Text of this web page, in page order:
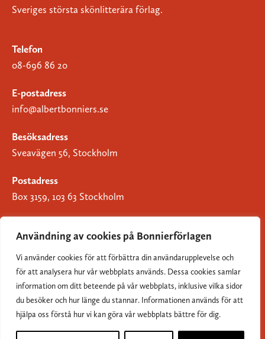
Användning av cookies på Bonnierförlagen
Vi använder cookies för att förbättra din användarupplevelse och
för att analysera hur vår webbplats används. Dessa cookies samlar
information om ditt beteende på vår webbplats, inklusive vilka sidor
du besöker och hur länge du stannar. Informationen används för att
hjälpa oss förstå hur vi kan göra vår webbplats bättre för dig.
Sveriges största skönlitterära förlag.
Telefon
08-696 86 20
E-postadress
info@albertbonniers.se
Besöksadress
Sveavägen 56, Stockholm
Postadress
Box 3159, 103 63 Stockholm
Om Bonnierförlagen
Cookies
Integritetspolicy